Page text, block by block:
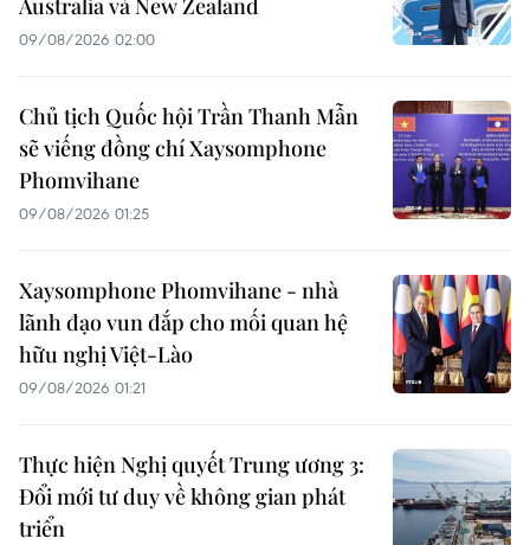
09/08/2026 02:00
Chủ tịch Quốc hội Trần Thanh Mẫn
sẽ viếng đồng chí Xaysomphone
Phomvihane
09/08/2026 01:25
Xaysomphone Phomvihane - nhà
lãnh đạo vun đắp cho mối quan hệ
hữu nghị Việt-Lào
09/08/2026 01:21
Thực hiện Nghị quyết Trung ương 3:
Đổi mới tư duy về không gian phát
triển